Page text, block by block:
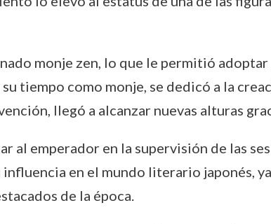
monje zen, lo que le permitió
tiempo como monje, se dedicó a la
llegó a alcanzar nuevas alturas
al emperador en la supervisión de las
en el mundo literario japonés,
de la época.